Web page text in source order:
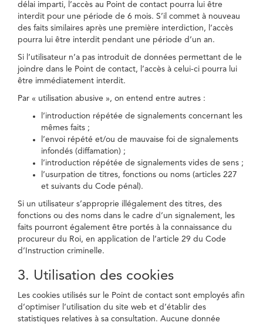
délai imparti, l’accès au Point de contact pourra lui être
interdit pour une période de 6 mois. S’il commet à nouveau
des faits similaires après une première interdiction, l’accès
pourra lui être interdit pendant une période d’un an.
Si l’utilisateur n’a pas introduit de données permettant de le
joindre dans le Point de contact, l’accès à celui-ci pourra lui
être immédiatement interdit.
Par « utilisation abusive », on entend entre autres :
l’introduction répétée de signalements concernant les
mêmes faits ;
l’envoi répété et/ou de mauvaise foi de signalements
infondés (diffamation) ;
l’introduction répétée de signalements vides de sens ;
l’usurpation de titres, fonctions ou noms (articles 227
et suivants du Code pénal).
Si un utilisateur s’approprie illégalement des titres, des
fonctions ou des noms dans le cadre d’un signalement, les
faits pourront également être portés à la connaissance du
procureur du Roi, en application de l’article 29 du Code
d’Instruction criminelle.
3. Utilisation des cookies
Les cookies utilisés sur le Point de contact sont employés afin
d’optimiser l’utilisation du site web et d’établir des
statistiques relatives à sa consultation. Aucune donnée